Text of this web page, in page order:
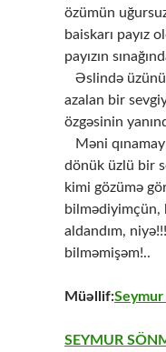
özümün
baiskarı payız
payızın
Əslində
azalan bir
özgəsinin
Məni
dönük üzlü bir
kimi gözümə
bilmədiyimçün,
aldandım,
bilməmişəm!..
Müəllif:
SEYMUR